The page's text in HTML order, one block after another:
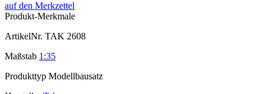
auf den Merkzettel
Produkt-Merkmale
ArtikelNr. TAK 2608
Maßstab 1:35
Produkttyp Modellbausatz